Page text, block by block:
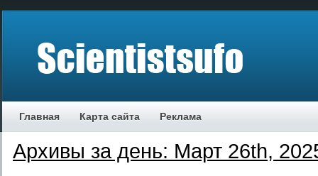
Главная Карта сайта Реклама
Архивы за день: Март 26th,